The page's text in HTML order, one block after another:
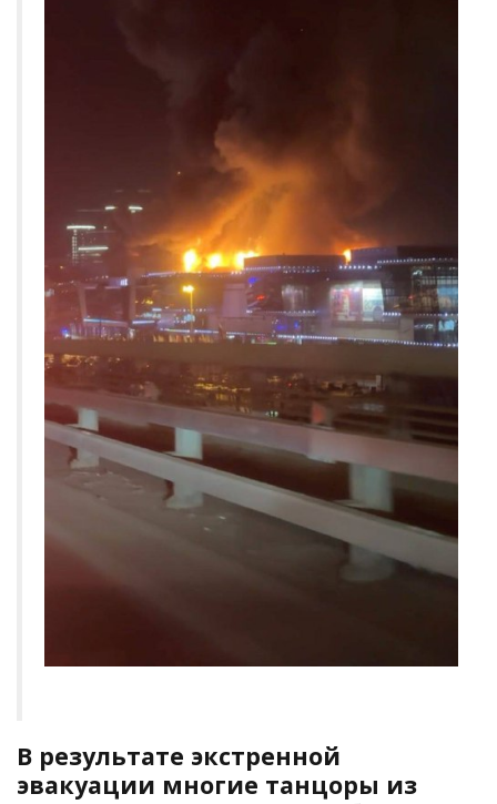
В результате экстренной
эвакуации многие танцоры из